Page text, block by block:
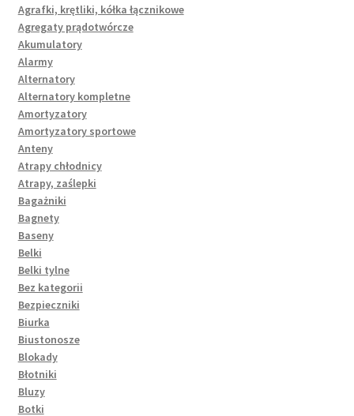
Agrafki, krętliki, kółka łącznikowe
Agregaty prądotwórcze
Akumulatory
Alarmy
Alternatory
Alternatory kompletne
Amortyzatory
Amortyzatory sportowe
Anteny
Atrapy chłodnicy
Atrapy, zaślepki
Bagażniki
Bagnety
Baseny
Belki
Belki tylne
Bez kategorii
Bezpieczniki
Biurka
Biustonosze
Blokady
Błotniki
Bluzy
Botki